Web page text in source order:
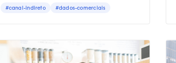
produtos.
#canal-indireto #dados-comerciais